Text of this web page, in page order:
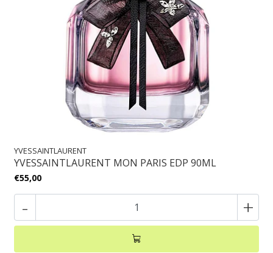
YVESSAINTLAURENT
YVESSAINTLAURENT MON PARIS EDP 90ML
€55,00
- +